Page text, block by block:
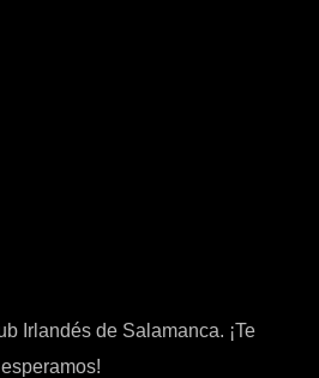
Irlandés de Salamanca. ¡Te
esperamos!